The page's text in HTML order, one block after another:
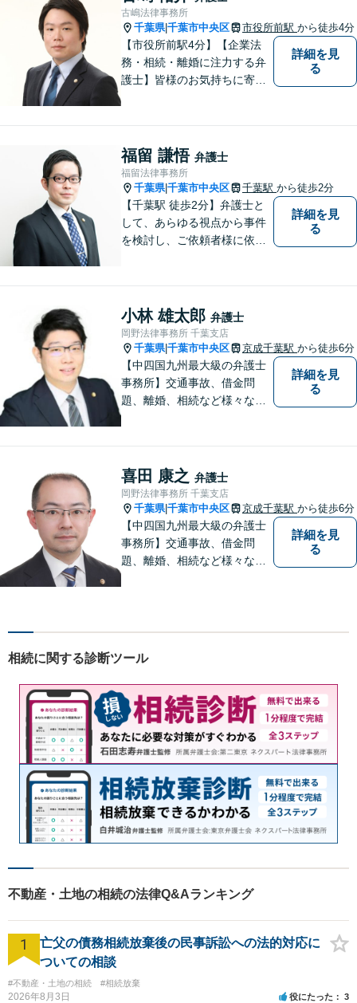
を軽減することも重視してい
る弁護士です。【千葉駅徒歩
７分】
古嶋法律事務所
千葉県|千葉市中央区 市役所前駅 から徒歩4分
【市役所前駅4分】【企業法
務・相続・離婚に注力する弁
護士】皆様のお気持ちに寄り
まいります。お困りごとがあ
れば、お早めにご相談くださ
い。【オンライン相談可】
詳細を見
る
福留 謙悟 弁護士
福留法律事務所
千葉県|千葉市中央区 千葉駅 から徒歩2分
【千葉駅 徒歩2分】弁護士と
して、あらゆる視点から事件
を検討し、ご依頼者様に依頼
く解決への第一歩です。 まず
はお気軽にご相談ください。
詳細を見
る
小林 雄太郎 弁護士
岡野法律事務所 千葉支店
千葉県|千葉市中央区 京成千葉駅 から徒歩6分
【中四国九州最大級の弁護士
事務所】交通事故、借金問
題、離婚、相続など様々な問
い！
詳細を見
る
喜田 康之 弁護士
岡野法律事務所 千葉支店
千葉県|千葉市中央区 京成千葉駅 から徒歩6分
【中四国九州最大級の弁護士
事務所】交通事故、借金問
題、離婚、相続など様々な問
い！
詳細を見
る
相続に関する診断ツール
不動産・土地の相続の法律Q&Aランキング
1
亡父の債務相続放棄後の民事訴訟への法的対応に
ついての相談
#不動産・土地の相続 #相続放棄
2026年8月3日 役にたった 3